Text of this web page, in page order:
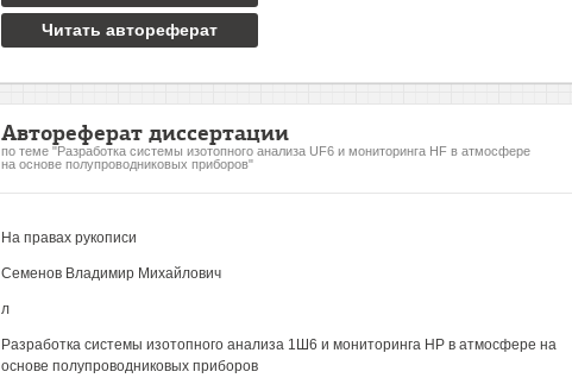
Читать автореферат
Автореферат диссертации
по теме "Разработка системы изотопного анализа UF6 и мониторинга HF в атмосфере
на основе полупроводниковых приборов"
На правах рукописи
Семенов Владимир Михайлович
л
Разработка системы изотопного анализа 1Ш6 и мониторинга НР в атмосфере на
основе полупроводниковых приборов